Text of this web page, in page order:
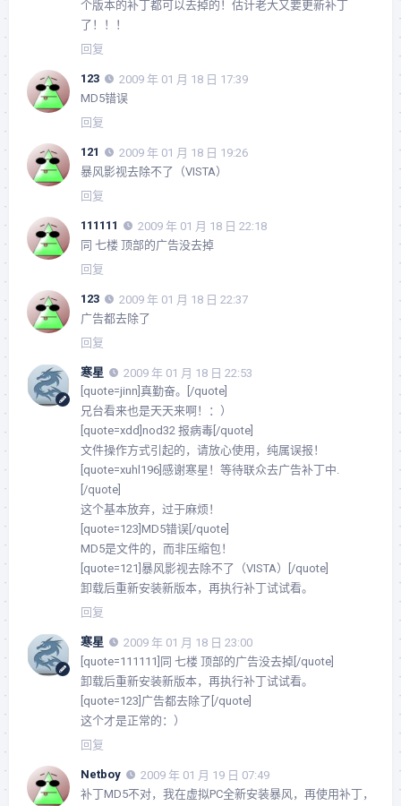
个版本的补丁都可以去掉的！估计老大又要更新补丁
了！！！
回复
123
2009 年 01 月 18 日 17:39
MD5错误
回复
121
2009 年 01 月 18 日 19:26
暴风影视去除不了（VISTA）
回复
111111
2009 年 01 月 18 日 22:18
同 七楼 顶部的广告没去掉
回复
123
2009 年 01 月 18 日 22:37
广告都去除了
回复
寒星
2009 年 01 月 18 日 22:53
[quote=jinn]真勤奋。[/quote]
兄台看来也是天天来啊！：）
[quote=xdd]nod32 报病毒[/quote]
文件操作方式引起的，请放心使用，纯属误报！
[quote=xuhl196]感谢寒星！等待联众去广告补丁中.
[/quote]
这个基本放弃，过于麻烦！
[quote=123]MD5错误[/quote]
MD5是文件的，而非压缩包！
[quote=121]暴风影视去除不了（VISTA）[/quote]
卸载后重新安装新版本，再执行补丁试试看。
回复
寒星
2009 年 01 月 18 日 23:00
[quote=111111]同 七楼 顶部的广告没去掉[/quote]
卸载后重新安装新版本，再执行补丁试试看。
[quote=123]广告都去除了[/quote]
这个才是正常的：）
回复
Netboy
2009 年 01 月 19 日 07:49
补丁MD5不对，我在虚拟PC全新安装暴风，再使用补丁，